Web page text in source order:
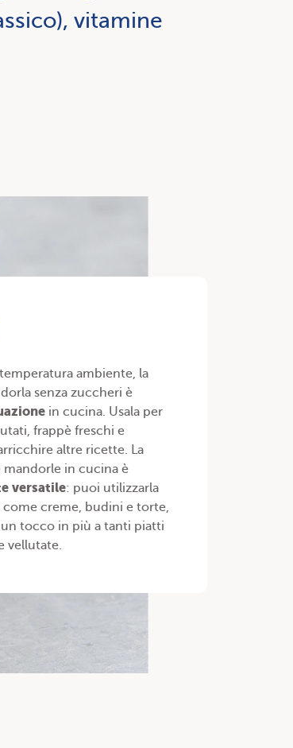
vitamine
ambiente, la
senza zuccheri è
in cucina. Usala per
frappè freschi e
altre ricette. La
mandorle in cucina è
versatile: puoi utilizzarla
creme, budini e torte,
tocco in più a tanti piatti
vellutate.